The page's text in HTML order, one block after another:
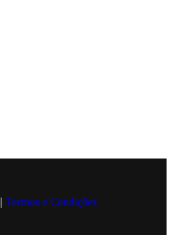
Termos e Condições